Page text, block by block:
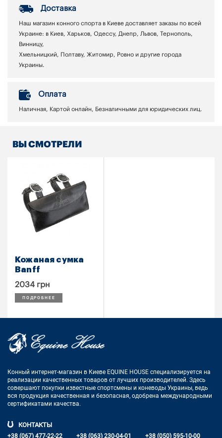
Доставка
Наш магазин конного спорта в Киеве доставляет заказы по всей
Украине: в Киев, Харьков, Одессу, Днепр, Львов, Тернополь,
Винницу,
Хмельницкий, Полтаву, Житомир, Ровно и другие города
Украины.
Оплата
Наличная, Картой онлайн, Безналичными для юридических лиц.
ВЫ СМОТРЕЛИ
Кожаная сумка
Banff
2034 грн
ПОДРОБНЕЕ
Конный интернет-магазин в Киеве EQUINE HOUSE специализируется на
реализации качественных товаров от лучших производителей. Здесь
совершают покупки известные спортсмены и коневоды Украины, ведь
вся продукция качественная и безопасная, одобрена международными
сертификатами качества.
КОНТАКТЫ
+38 (067) 477-22-22 +38 (063) 230-04-01 +38 (050) 595-10-00